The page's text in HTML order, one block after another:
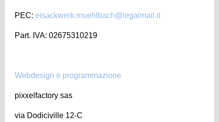
PEC: eisackwerk.muehlbach@legalmail.it
Part. IVA: 02675310219
Webdesign e programmazione
pixxelfactory sas
via Dodiciville 12-C